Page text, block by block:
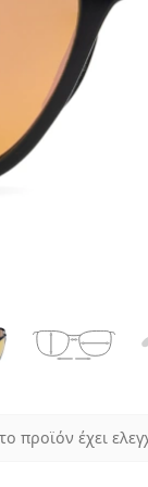
mm
φακού
Μήκος
προϊόν έχει